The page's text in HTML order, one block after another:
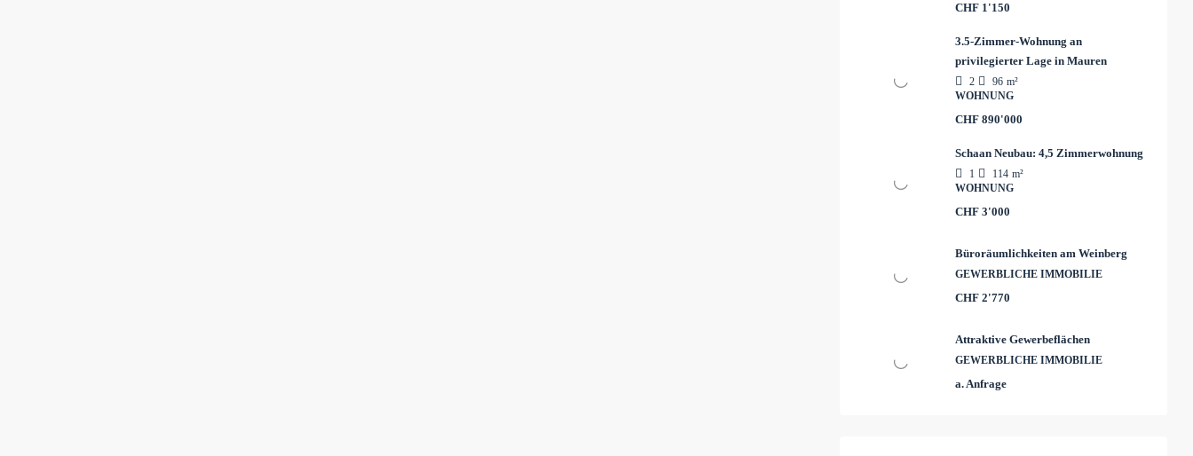
CHF 1'150
3.5-Zimmer-Wohnung an
privilegierter Lage in Mauren
2 96 m²
WOHNUNG
CHF 890'000
Schaan Neubau: 4,5 Zimmerwohnung
1 114 m²
WOHNUNG
CHF 3'000
Büroräumlichkeiten am Weinberg
GEWERBLICHE IMMOBILIE
CHF 2'770
Attraktive Gewerbeflächen
GEWERBLICHE IMMOBILIE
a. Anfrage